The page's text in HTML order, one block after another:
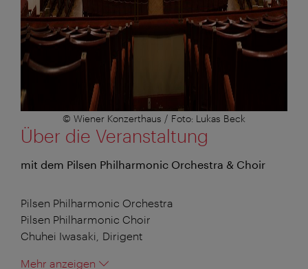
© Wiener Konzerthaus / Foto: Lukas Beck
Über die Veranstaltung
mit dem Pilsen Philharmonic Orchestra & Choir
Pilsen Philharmonic Orchestra
Pilsen Philharmonic Choir
Chuhei Iwasaki, Dirigent
Mehr anzeigen